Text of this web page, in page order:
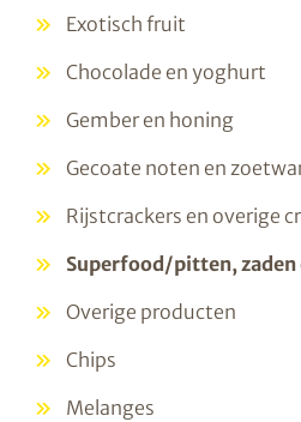
Exotisch fruit
Chocolade en yoghurt
Gember en honing
Gecoate noten en
Rijstcrackers en overige
Superfood/pitten, zaden
Overige producten
Chips
Melanges